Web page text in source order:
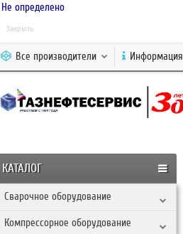
Не определено
Закрыть
Все производители Информация
КАТАЛОГ
Сварочное оборудование
Компрессорное оборудование